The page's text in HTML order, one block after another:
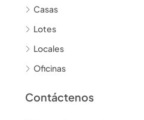
Casas
Lotes
Locales
Oficinas
Contáctenos